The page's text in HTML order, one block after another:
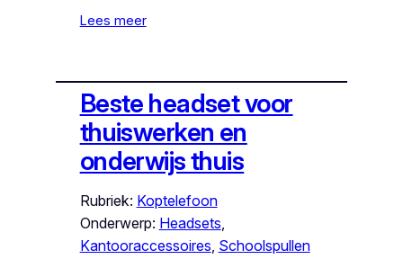
Lees meer
Beste headset voor
thuiswerken en
onderwijs thuis
Rubriek: Koptelefoon
Onderwerp: Headsets
Kantooraccessoires, Schoolspullen